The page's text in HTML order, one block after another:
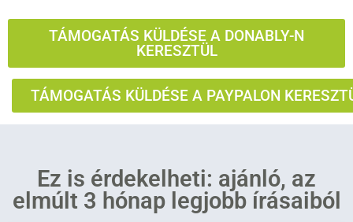
TÁMOGATÁS KÜLDÉSE A DONABLY-N
KERESZTÜL
TÁMOGATÁS KÜLDÉSE A PAYPALON
Ez is érdekelheti: ajánló, az
elmúlt 3 hónap legjobb írásaiból